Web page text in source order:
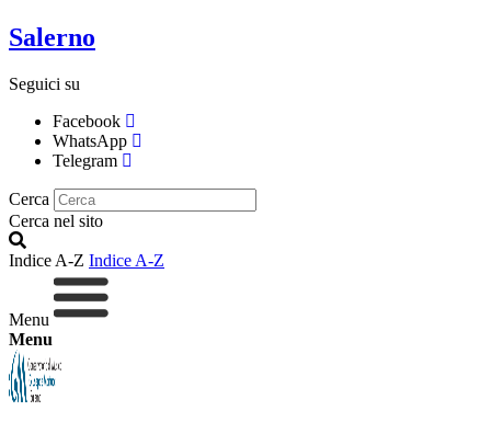
Salerno
Seguici su
Facebook
WhatsApp
Telegram
Cerca
Cerca nel sito
Indice A-Z Indice A-Z
Menu
Menu